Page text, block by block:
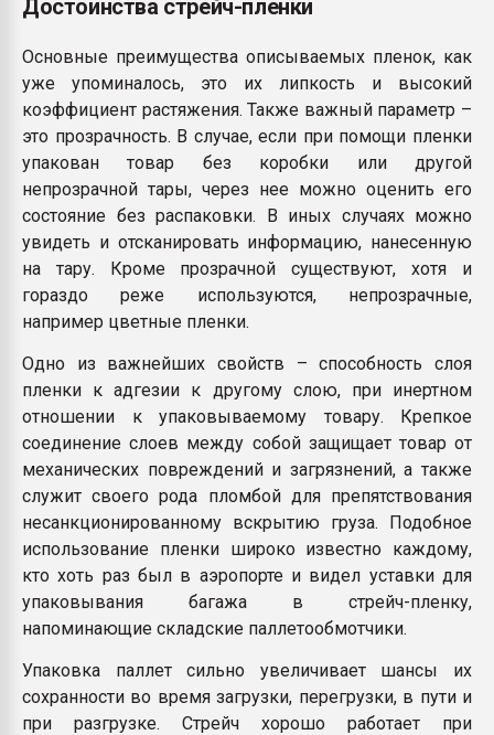
Достоинства стрейч-пленки
Основные преимущества описываемых пленок, как
уже упоминалось, это их липкость и высокий
коэффициент растяжения. Также важный параметр –
это прозрачность. В случае, если при помощи пленки
упакован товар без коробки или другой
непрозрачной тары, через нее можно оценить его
состояние без распаковки. В иных случаях можно
увидеть и отсканировать информацию, нанесенную
на тару. Кроме прозрачной существуют, хотя и
гораздо реже используются, непрозрачные,
например цветные пленки.
Одно из важнейших свойств – способность слоя
пленки к адгезии к другому слою, при инертном
отношении к упаковываемому товару. Крепкое
соединение слоев между собой защищает товар от
механических повреждений и загрязнений, а также
служит своего рода пломбой для препятствования
несанкционированному вскрытию груза. Подобное
использование пленки широко известно каждому,
кто хоть раз был в аэропорте и видел уставки для
упаковывания багажа в стрейч-пленку,
напоминающие складские паллетообмотчики.
Упаковка паллет сильно увеличивает шансы их
сохранности во время загрузки, перегрузки, в пути и
при разгрузке. Стрейч хорошо работает при